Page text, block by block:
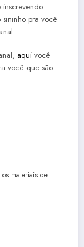
inscrevendo
pra você
aqui você
você que são:
materiais de